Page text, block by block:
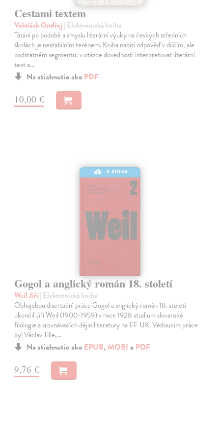
Cestami textem
Voktíšek Ondřej | Elektronická kniha
Tázání po podobě a smyslu literární výuky na českých středních
školách je nestabilním terénem. Kniha nabízí odpověď v dílčím, ale
podstatném segmentu: v otázce dovednosti interpretovat literární
text a…
Na stiahnutie ako PDF
10,00 €
E-KNIHA
Gogol a anglický román 18. století
Weil Jiří | Elektronická kniha
Obhajobou disertační práce Gogol a anglický román 18. století
ukončil Jiří Weil (1900-1959) v roce 1928 studium slovanské
filologie a srovnávacích dějin literatury na FF UK. Vedoucím práce
byl Václav Tille,…
Na stiahnutie ako EPUB, MOBI a PDF
9,76 €